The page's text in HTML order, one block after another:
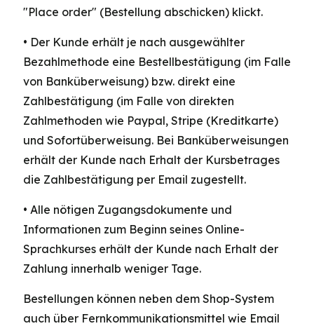
"Place order" (Bestellung abschicken) klickt.
• Der Kunde erhält je nach ausgewählter
Bezahlmethode eine Bestellbestätigung (im Falle
von Banküberweisung) bzw. direkt eine
Zahlbestätigung (im Falle von direkten
Zahlmethoden wie Paypal, Stripe (Kreditkarte)
und Sofortüberweisung. Bei Banküberweisungen
erhält der Kunde nach Erhalt der Kursbetrages
die Zahlbestätigung per Email zugestellt.
• Alle nötigen Zugangsdokumente und
Informationen zum Beginn seines Online-
Sprachkurses erhält der Kunde nach Erhalt der
Zahlung innerhalb weniger Tage.
Bestellungen können neben dem Shop-System
auch über Fernkommunikationsmittel wie Email